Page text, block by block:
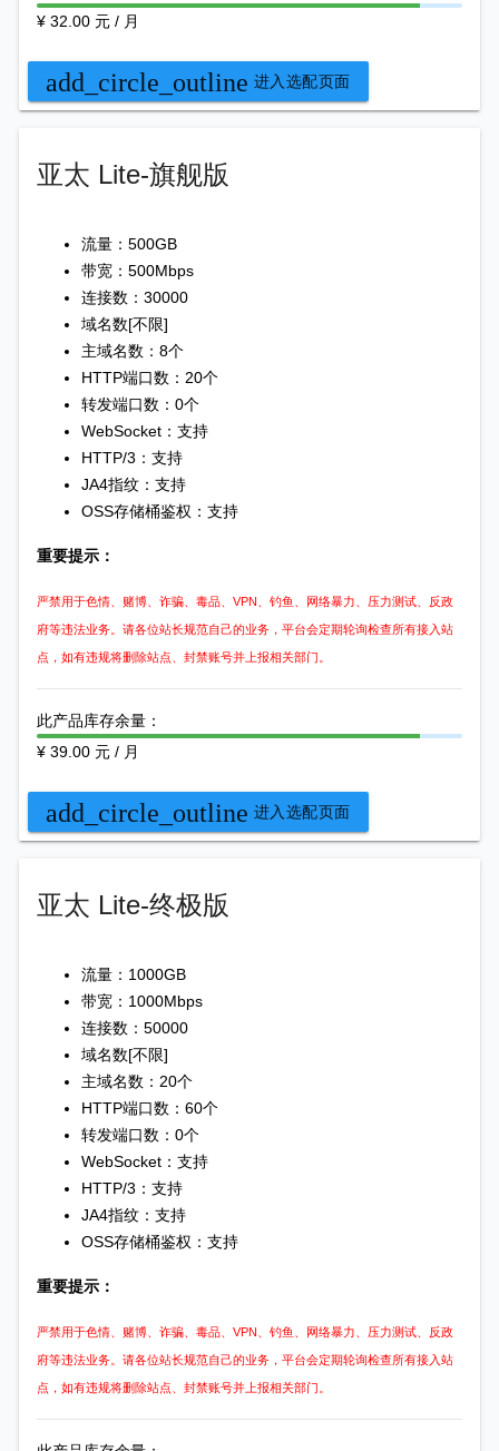
¥ 32.00 元 / 月
add_circle_outline 进入选配页面
亚太 Lite-旗舰版
流量：500GB
带宽：500Mbps
连接数：30000
域名数[不限]
主域名数：8个
HTTP端口数：20个
转发端口数：0个
WebSocket：支持
HTTP/3：支持
JA4指纹：支持
OSS存储桶鉴权：支持
重要提示：
严禁用于色情、赌博、诈骗、毒品、VPN、钓鱼、网络暴力、压力测试、反政
府等违法业务。请各位站长规范自己的业务，平台会定期轮询检查所有接入站
点，如有违规将删除站点、封禁账号并上报相关部门。
此产品库存余量：
¥ 39.00 元 / 月
add_circle_outline 进入选配页面
亚太 Lite-终极版
流量：1000GB
带宽：1000Mbps
连接数：50000
域名数[不限]
主域名数：20个
HTTP端口数：60个
转发端口数：0个
WebSocket：支持
HTTP/3：支持
JA4指纹：支持
OSS存储桶鉴权：支持
重要提示：
严禁用于色情、赌博、诈骗、毒品、VPN、钓鱼、网络暴力、压力测试、反政
府等违法业务。请各位站长规范自己的业务，平台会定期轮询检查所有接入站
点，如有违规将删除站点、封禁账号并上报相关部门。